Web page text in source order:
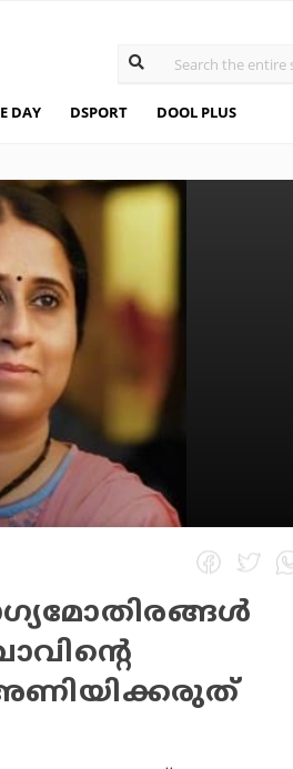
DAY DSPORT DOOL PLUS
അണിയിക്കരുത്